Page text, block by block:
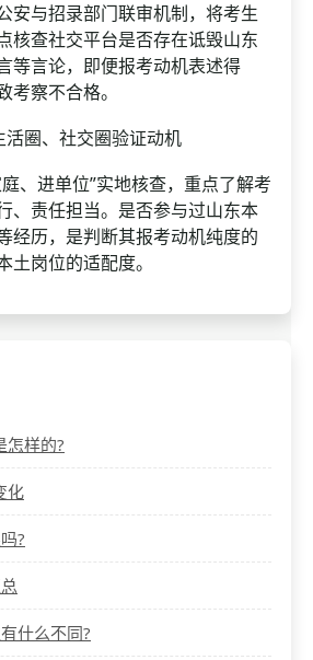
与招录部门联审机制，将考生
核查社交平台是否存在诋毁山东
等言论，即便报考动机表述得
察不合格。
、社交圈验证动机
进单位”实地核查，重点了解考
、责任担当。是否参与过山东本
经历，是判断其报考动机纯度的
岗位的适配度。
怎样的?
化
?
什么不同?